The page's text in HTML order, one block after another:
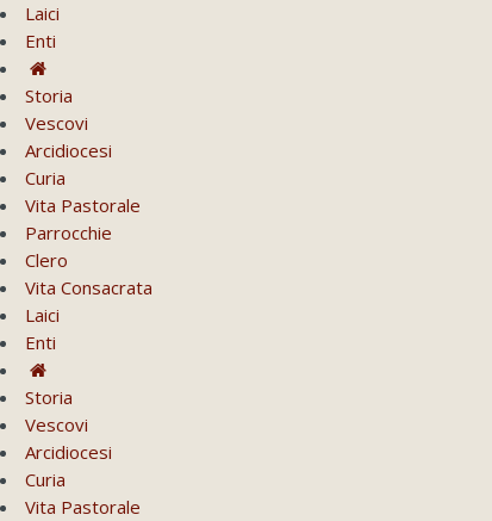
Laici
Enti
Storia
Vescovi
Arcidiocesi
Curia
Vita Pastorale
Parrocchie
Clero
Vita Consacrata
Laici
Enti
Storia
Vescovi
Arcidiocesi
Curia
Vita Pastorale